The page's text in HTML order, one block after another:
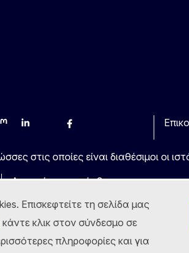
Επισκεφτείτε τη σελίδα μας
κάντε κλικ στον σύνδεσμο σε
πληροφορίες και για
MastodonLinkedInBlueskyFacebook
στις οποίες είναι διαθέσιμοι οι
Δυνατότητα πρόσβασης